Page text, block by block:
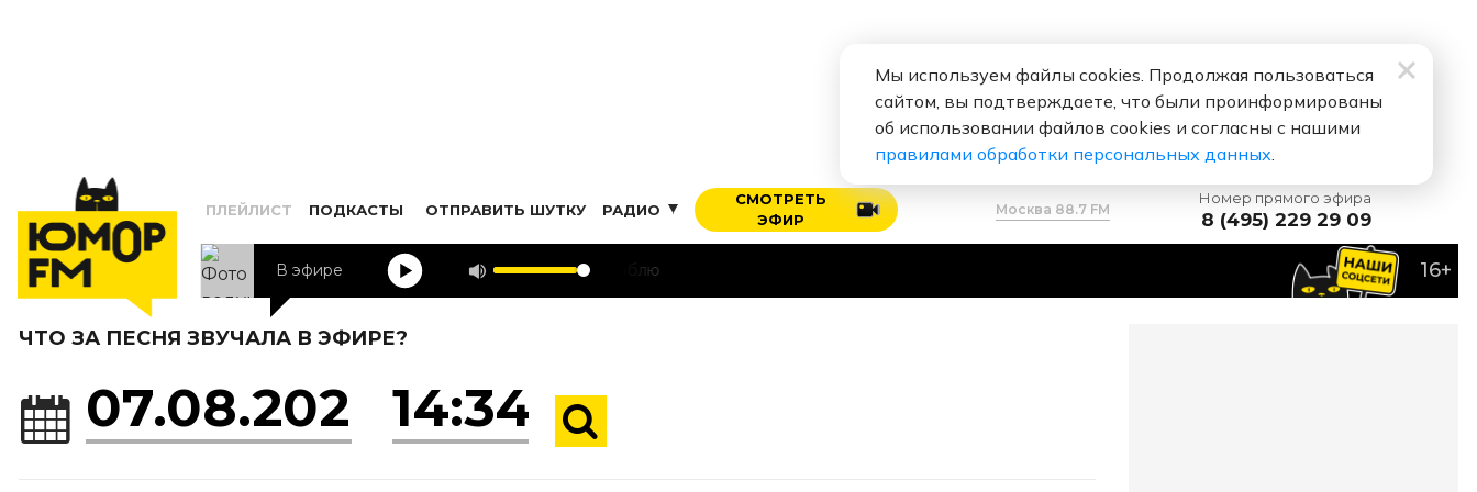
ПЛЕЙЛИСТ ПОДКАСТЫ ОТПРАВИТЬ ШУТКУ РАДИО
СМОТРЕТЬ
ЭФИР
Москва 88.7 FM
Номер прямого эфира
8 (495) 229 29 09
В эфире 16+
ЧТО ЗА ПЕСНЯ ЗВУЧАЛА В ЭФИРЕ?
Мы используем файлы cookies. Продолжая пользоваться
сайтом, вы подтверждаете, что были проинформированы
об использовании файлов cookies и согласны с нашими
правилами обработки персональных данных.